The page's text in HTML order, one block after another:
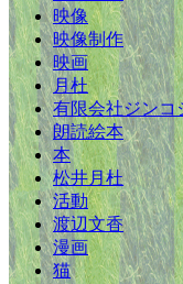
映像
映像制作
映画
月杜
有限会社ジンコ
朗読絵本
本
松井月杜
活動
渡辺文香
漫画
猫